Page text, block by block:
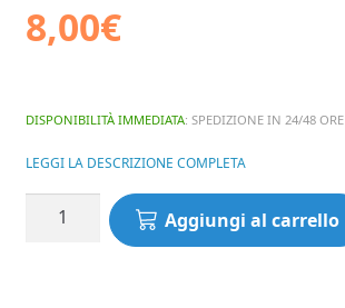
8,00€
DISPONIBILITÀ IMMEDIATA: SPEDIZIONE IN 24/48 ORE
LEGGI LA DESCRIZIONE COMPLETA
Inserto
Aggiungi al carrello